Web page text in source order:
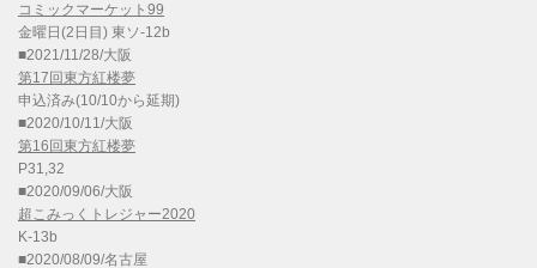
コミックマーケット99
金曜日(2日目) 東ソ-12b
■2021/11/28/大阪
第17回東方紅楼夢
申込済み(10/10から延期)
■2020/10/11/大阪
第16回東方紅楼夢
P31,32
■2020/09/06/大阪
超こみっくトレジャー2020
K-13b
■2020/08/09/名古屋